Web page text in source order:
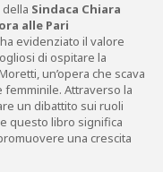
della Sindaca Chiara
alle Pari
evidenziato il valore
di ospitare la
un’opera che scava
Attraverso la
un dibattito sui ruoli
questo libro significa
una crescita